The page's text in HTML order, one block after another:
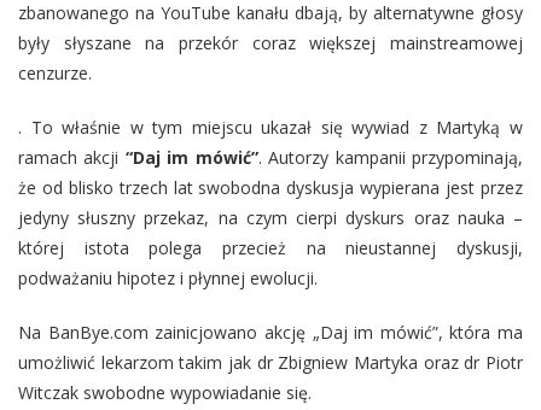
zbanowanego na YouTube kanału dbają, by alternatywne głosy
były słyszane na przekór coraz większej mainstreamowej
cenzurze.
. To właśnie w tym miejscu ukazał się wywiad z Martyką w
ramach akcji “Daj im mówić”. Autorzy kampanii przypominają,
że od blisko trzech lat swobodna dyskusja wypierana jest przez
jedyny słuszny przekaz, na czym cierpi dyskurs oraz nauka –
której istota polega przecież na nieustannej dyskusji,
podważaniu hipotez i płynnej ewolucji.
Na BanBye.com zainicjowano akcję „Daj im mówić”, która ma
umożliwić lekarzom takim jak dr Zbigniew Martyka oraz dr Piotr
Witczak swobodne wypowiadanie się.